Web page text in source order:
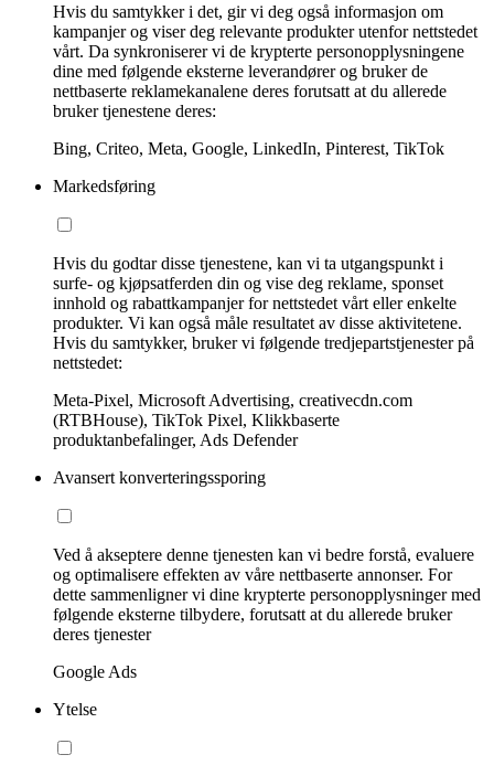
Hvis du samtykker i det, gir vi deg også informasjon om
kampanjer og viser deg relevante produkter utenfor nettstedet
vårt. Da synkroniserer vi de krypterte personopplysningene
dine med følgende eksterne leverandører og bruker de
nettbaserte reklamekanalene deres forutsatt at du allerede
bruker tjenestene deres:
Bing, Criteo, Meta, Google, LinkedIn, Pinterest, TikTok
Markedsføring
Hvis du godtar disse tjenestene, kan vi ta utgangspunkt i
surfe- og kjøpsatferden din og vise deg reklame, sponset
innhold og rabattkampanjer for nettstedet vårt eller enkelte
produkter. Vi kan også måle resultatet av disse aktivitetene.
Hvis du samtykker, bruker vi følgende tredjepartstjenester på
nettstedet:
Meta-Pixel, Microsoft Advertising, creativecdn.com
(RTBHouse), TikTok Pixel, Klikkbaserte
produktanbefalinger, Ads Defender
Avansert konverteringssporing
Ved å akseptere denne tjenesten kan vi bedre forstå, evaluere
og optimalisere effekten av våre nettbaserte annonser. For
dette sammenligner vi dine krypterte personopplysninger med
følgende eksterne tilbydere, forutsatt at du allerede bruker
deres tjenester
Google Ads
Ytelse